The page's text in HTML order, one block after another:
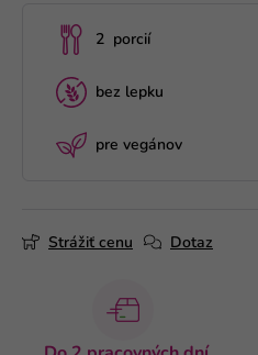
2 porcií
bez lepku
pre vegánov
Strážiť cenu Dotaz